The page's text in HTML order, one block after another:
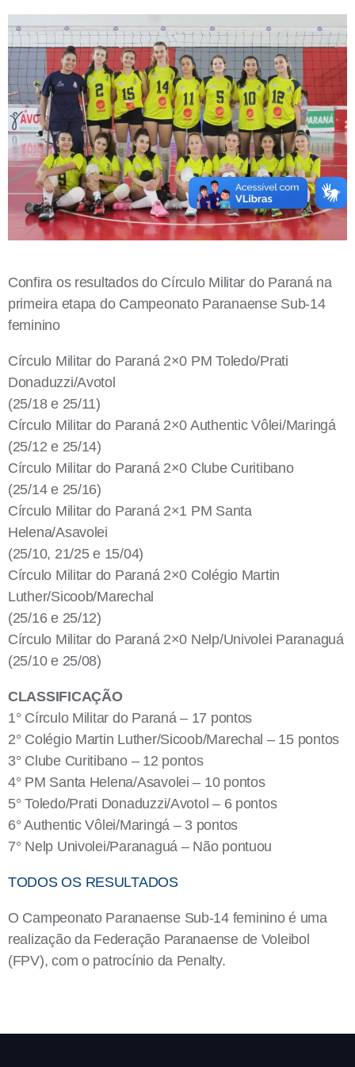
Confira os resultados do Círculo Militar do Paraná na
primeira etapa do Campeonato Paranaense Sub-14
feminino
Círculo Militar do Paraná 2×0 PM Toledo/Prati
Donaduzzi/Avotol
(25/18 e 25/11)
Círculo Militar do Paraná 2×0 Authentic Vôlei/Maringá
(25/12 e 25/14)
Círculo Militar do Paraná 2×0 Clube Curitibano
(25/14 e 25/16)
Círculo Militar do Paraná 2×1 PM Santa
Helena/Asavolei
(25/10, 21/25 e 15/04)
Círculo Militar do Paraná 2×0 Colégio Martin
Luther/Sicoob/Marechal
(25/16 e 25/12)
Círculo Militar do Paraná 2×0 Nelp/Univolei Paranaguá
(25/10 e 25/08)
CLASSIFICAÇÃO
1° Círculo Militar do Paraná – 17 pontos
2° Colégio Martin Luther/Sicoob/Marechal – 15 pontos
3° Clube Curitibano – 12 pontos
4° PM Santa Helena/Asavolei – 10 pontos
5° Toledo/Prati Donaduzzi/Avotol – 6 pontos
6° Authentic Vôlei/Maringá – 3 pontos
7° Nelp Univolei/Paranaguá – Não pontuou
TODOS OS RESULTADOS
O Campeonato Paranaense Sub-14 feminino é uma
realização da Federação Paranaense de Voleibol
(FPV), com o patrocínio da Penalty.